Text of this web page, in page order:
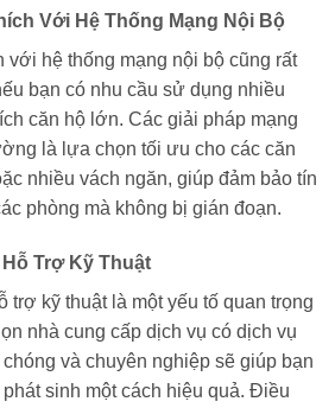
Với Hệ Thống Mạng Nội Bộ
với hệ thống mạng nội bộ cũng rất
bạn có nhu cầu sử dụng nhiều
căn hộ lớn. Các giải pháp mạng
là lựa chọn tối ưu cho các căn
nhiều vách ngăn, giúp đảm bảo tín
phòng mà không bị gián đoạn.
Hỗ Trợ Kỹ Thuật
trợ kỹ thuật là một yếu tố quan trọng
nhà cung cấp dịch vụ có dịch vụ
và chuyên nghiệp sẽ giúp bạn
sinh một cách hiệu quả. Điều